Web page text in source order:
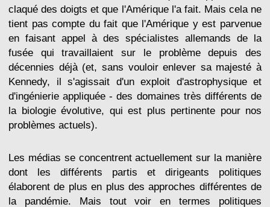
claqué des doigts et que l'Amérique l'a fait. Mais cela ne
tient pas compte du fait que l'Amérique y est parvenue
en faisant appel à des spécialistes allemands de la
fusée qui travaillaient sur le problème depuis des
décennies déjà (et, sans vouloir enlever sa majesté à
Kennedy, il s'agissait d'un exploit d'astrophysique et
d'ingénierie appliquée - des domaines très différents de
la biologie évolutive, qui est plus pertinente pour nos
problèmes actuels).
Les médias se concentrent actuellement sur la manière
dont les différents partis et dirigeants politiques
élaborent de plus en plus des approches différentes de
la pandémie. Mais tout voir en termes politiques